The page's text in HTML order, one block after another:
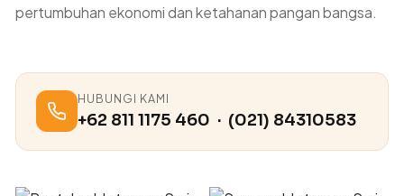
pertumbuhan ekonomi dan ketahanan pangan bangsa.
HUBUNGI KAMI
+62 811 1175 460 · (021) 84310583